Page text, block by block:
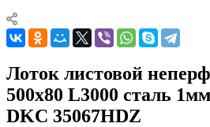
Лоток листовой
500х80 L3000 сталь
DKC 35067HDZ